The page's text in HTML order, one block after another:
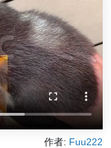
作者: Fuu222